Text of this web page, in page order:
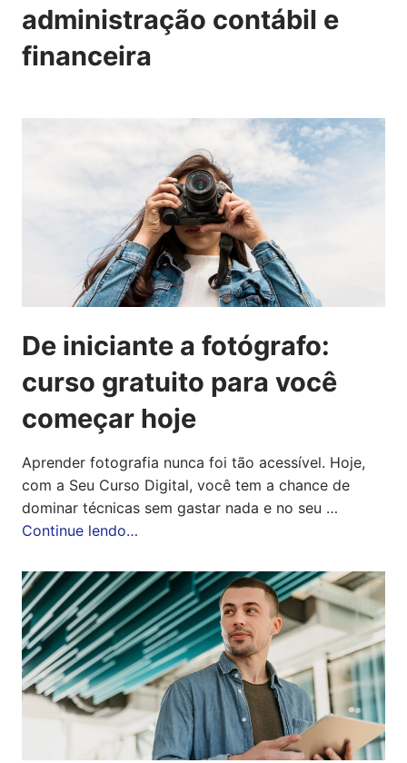
administração contábil e
financeira
De iniciante a fotógrafo:
curso gratuito para você
começar hoje
Aprender fotografia nunca foi tão acessível. Hoje,
com a Seu Curso Digital, você tem a chance de
dominar técnicas sem gastar nada e no seu …
Continue lendo…